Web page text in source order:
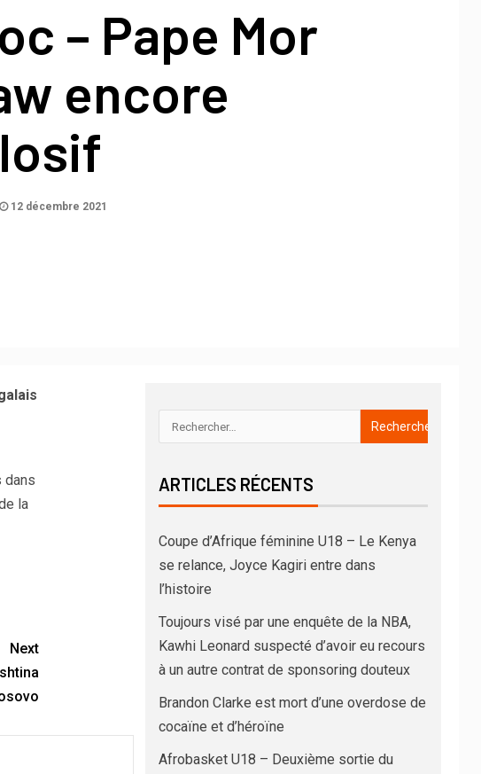
– Pape Mor
encore
12 décembre 2021
dans
la
Next
ARTICLES RÉCENTS
Coupe d’Afrique féminine U18 – Le Kenya
se relance, Joyce Kagiri entre dans
l’histoire
Toujours visé par une enquête de la NBA,
Kawhi Leonard suspecté d’avoir eu recours
à un autre contrat de sponsoring douteux
Brandon Clarke est mort d’une overdose de
cocaïne et d’héroïne
Afrobasket U18 – Deuxième sortie du